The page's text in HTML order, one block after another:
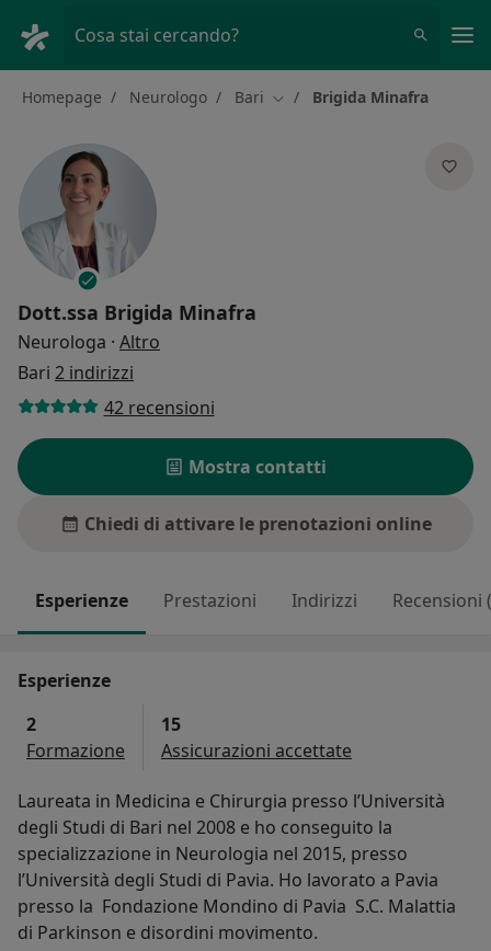
Cosa stai cercando?
Homepage Neurologo Bari Cambia città
Brigida Minafra
Dott.ssa Brigida Minafra
Neurologa · Altro
Bari 2 indirizzi
42 recensioni
Mostra contatti
Chiedi di attivare le prenotazioni online
Esperienze Prestazioni Indirizzi Recensioni
Esperienze
2
Formazione
15
Assicurazioni accettate
Laureata in Medicina e Chirurgia presso l’Università
degli Studi di Bari nel 2008 e ho conseguito la
specializzazione in Neurologia nel 2015, presso
l’Università degli Studi di Pavia. Ho lavorato a Pavia
presso la Fondazione Mondino di Pavia S.C. Malattia
di Parkinson e disordini movimento.